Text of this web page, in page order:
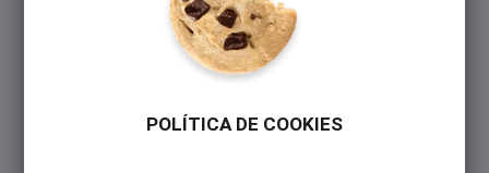
POLÍTICA DE COOKIES
• Consolidado Simples: se tem vários créditos
contratados noutras instituições de crédito, com
solução de crédito junta todos os seus créditos num